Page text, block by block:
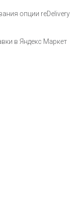
опции reDelivery
в Яндекс Маркет